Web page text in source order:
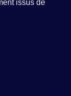
issus de